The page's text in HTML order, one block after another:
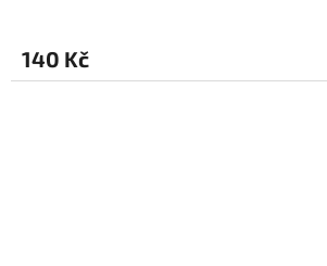
140 Kč